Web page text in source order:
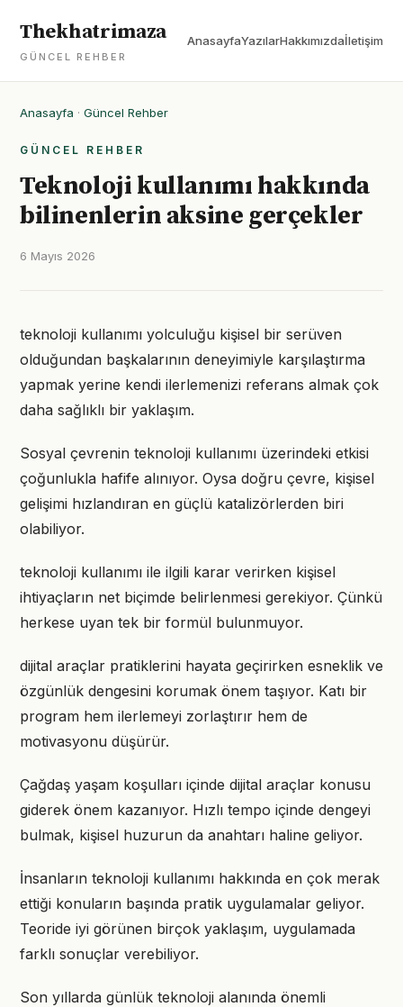
Thekhatrimaza
GÜNCEL REHBER
AnasayfaYazılarHakkımızdaİletişim
Anasayfa · Güncel Rehber
GÜNCEL REHBER
Teknoloji kullanımı hakkında
bilinenlerin aksine gerçekler
6 Mayıs 2026
teknoloji kullanımı yolculuğu kişisel bir serüven
olduğundan başkalarının deneyimiyle karşılaştırma
yapmak yerine kendi ilerlemenizi referans almak çok
daha sağlıklı bir yaklaşım.
Sosyal çevrenin teknoloji kullanımı üzerindeki etkisi
çoğunlukla hafife alınıyor. Oysa doğru çevre, kişisel
gelişimi hızlandıran en güçlü katalizörlerden biri
olabiliyor.
teknoloji kullanımı ile ilgili karar verirken kişisel
ihtiyaçların net biçimde belirlenmesi gerekiyor. Çünkü
herkese uyan tek bir formül bulunmuyor.
dijital araçlar pratiklerini hayata geçirirken esneklik ve
özgünlük dengesini korumak önem taşıyor. Katı bir
program hem ilerlemeyi zorlaştırır hem de
motivasyonu düşürür.
Çağdaş yaşam koşulları içinde dijital araçlar konusu
giderek önem kazanıyor. Hızlı tempo içinde dengeyi
bulmak, kişisel huzurun da anahtarı haline geliyor.
İnsanların teknoloji kullanımı hakkında en çok merak
ettiği konuların başında pratik uygulamalar geliyor.
Teoride iyi görünen birçok yaklaşım, uygulamada
farklı sonuçlar verebiliyor.
Son yıllarda günlük teknoloji alanında önemli